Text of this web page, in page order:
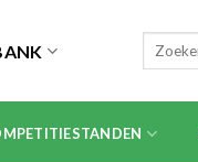
Zoeken